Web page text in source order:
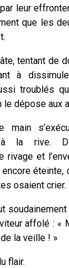
leur
que les
tentant de
à
troublés
le dépose
main
la rive.
rivage et
éteinte,
osaient crier.
soudainement
affolé : «
la veille ! »
flair.